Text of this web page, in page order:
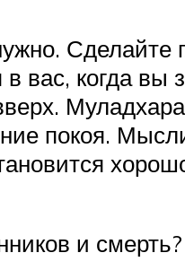
Сделайте
вас, когда вы
покоя.
и смерть?